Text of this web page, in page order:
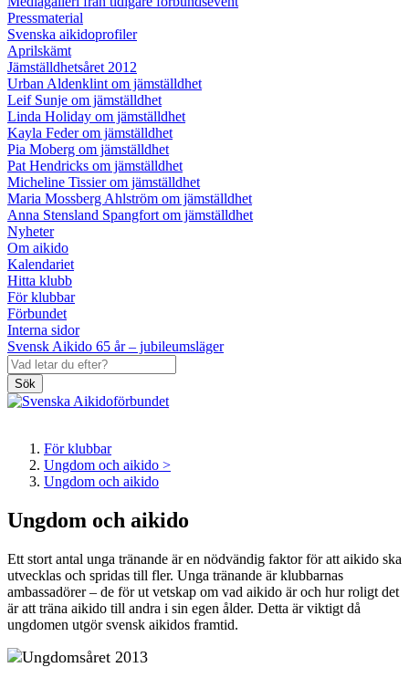
Pressmaterial
Svenska aikidoprofiler
Aprilskämt
Jämställdhetsåret 2012
Urban Aldenklint om jämställdhet
Leif Sunje om jämställdhet
Linda Holiday om jämställdhet
Kayla Feder om jämställdhet
Pia Moberg om jämställdhet
Pat Hendricks om jämställdhet
Micheline Tissier om jämställdhet
Maria Mossberg Ahlström om jämställdhet
Anna Stensland Spangfort om jämställdhet
Nyheter
Om aikido
Kalendariet
Hitta klubb
För klubbar
Förbundet
Interna sidor
Svensk Aikido 65 år – jubileumsläger
Sök
För klubbar
Ungdom och aikido >
Ungdom och aikido
Ungdom och aikido
Ett stort antal unga tränande är en nödvändig faktor för att aikido ska
utvecklas och spridas till fler. Unga tränande är klubbarnas
ambassadörer – de för ut vetskap om vad aikido är och hur roligt det
är att träna aikido till andra i sin egen ålder. Detta är viktigt då
ungdomen utgör svensk aikidos framtid.